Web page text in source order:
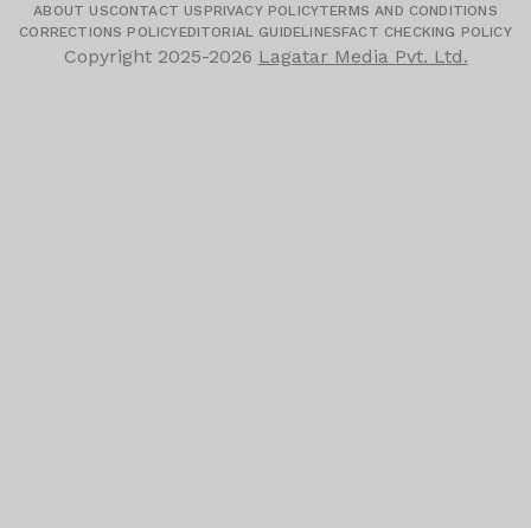
ABOUT USCONTACT US PRIVACY POLICYTERMS AND CONDITIONS
CORRECTIONS POLICYEDITORIAL GUIDELINESFACT CHECKING POLICY
Copyright 2025-2026 Lagatar Media Pvt. Ltd.